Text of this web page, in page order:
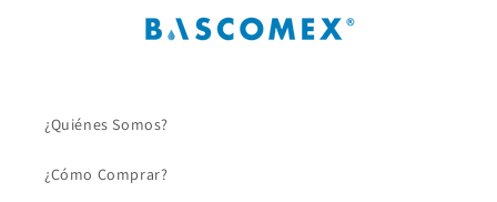
¿Quiénes Somos?
¿Cómo Comprar?